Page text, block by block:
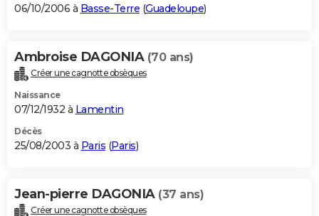
06/10/2006 à Basse-Terre (Guadeloupe)
Ambroise DAGONIA (70 ans)
Créer une cagnotte obsèques
Naissance
07/12/1932 à Lamentin
Décès
25/08/2003 à Paris (Paris)
Jean-pierre DAGONIA (37 ans)
Créer une cagnotte obsèques